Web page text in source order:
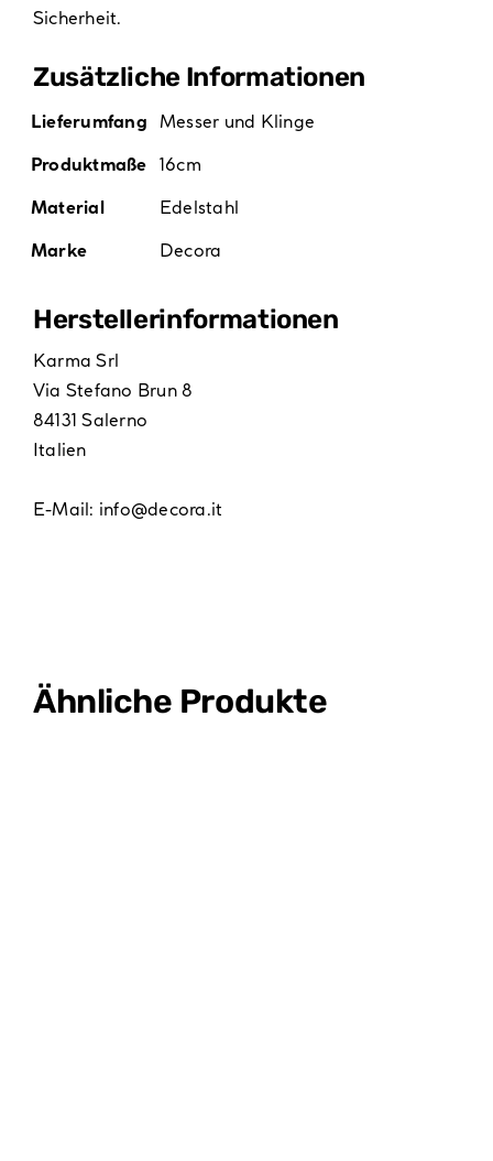
Sicherheit.
Zusätzliche Informationen
Lieferumfang
Messer und Klinge
Produktmaße 16cm
Material
Edelstahl
Marke
Decora
Hersteller­informationen
Karma Srl
Via Stefano Brun 8
84131 Salerno
Italien
E-Mail: info@decora.it
Ähnliche Produkte